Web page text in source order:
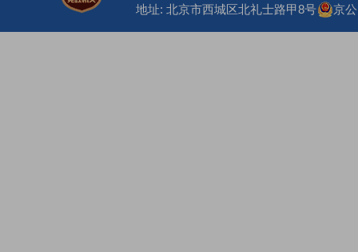
地址: 北京市西城区北礼士路甲8号
京